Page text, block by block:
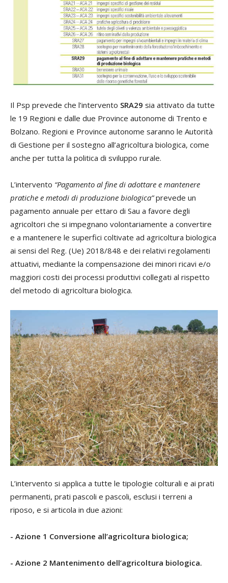
Il Psp prevede che l’intervento SRA29 sia attivato da tutte
le 19 Regioni e dalle due Province autonome di Trento e
Bolzano. Regioni e Province autonome saranno le Autorità
di Gestione per il sostegno all’agricoltura biologica, come
anche per tutta la politica di sviluppo rurale.
L’intervento “Pagamento al fine di adottare e mantenere
pratiche e metodi di produzione biologica”prevede un
pagamento annuale per ettaro di Sau a favore degli
agricoltori che si impegnano volontariamente a convertire
e a mantenere le superfici coltivate ad agricoltura biologica
ai sensi del Reg. (Ue) 2018/848 e dei relativi regolamenti
attuativi, mediante la compensazione dei minori ricavi e/o
maggiori costi dei processi produttivi collegati al rispetto
del metodo di agricoltura biologica.
L’intervento si applica a tutte le tipologie colturali e ai prati
permanenti, prati pascoli e pascoli, esclusi i terreni a
riposo, e si articola in due azioni:
- Azione 1 Conversione all’agricoltura biologica;
- Azione 2 Mantenimento dell’agricoltura biologica.